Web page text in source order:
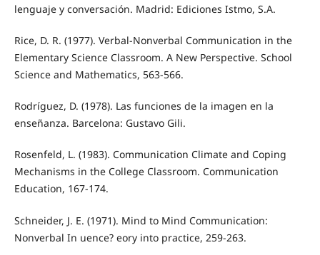
lenguaje y conversación. Madrid: Ediciones Istmo, S.A.
Rice, D. R. (1977). Verbal-Nonverbal Communication in the
Elementary Science Classroom. A New Perspective. School
Science and Mathematics, 563-566.
Rodríguez, D. (1978). Las funciones de la imagen en la
enseñanza. Barcelona: Gustavo Gili.
Rosenfeld, L. (1983). Communication Climate and Coping
Mechanisms in the College Classroom. Communication
Education, 167-174.
Schneider, J. E. (1971). Mind to Mind Communication:
Nonverbal In uence? eory into practice, 259-263.